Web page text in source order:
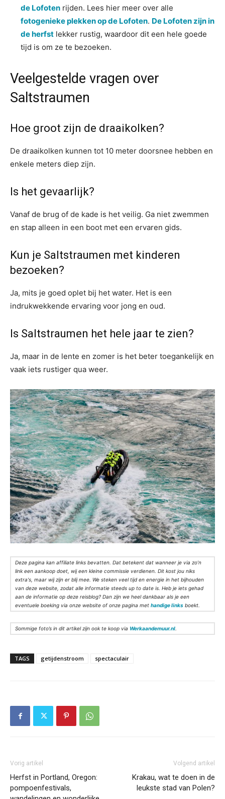
de Lofoten rijden. Lees hier meer over alle
fotogenieke plekken op de Lofoten. De Lofoten zijn in
de herfst lekker rustig, waardoor dit een hele goede
tijd is om ze te bezoeken.
Veelgestelde vragen over
Saltstraumen
Hoe groot zijn de draaikolken?
De draaikolken kunnen tot 10 meter doorsnee hebben en
enkele meters diep zijn.
Is het gevaarlijk?
Vanaf de brug of de kade is het veilig. Ga niet zwemmen
en stap alleen in een boot met een ervaren gids.
Kun je Saltstraumen met kinderen
bezoeken?
Ja, mits je goed oplet bij het water. Het is een
indrukwekkende ervaring voor jong en oud.
Is Saltstraumen het hele jaar te zien?
Ja, maar in de lente en zomer is het beter toegankelijk en
vaak iets rustiger qua weer.
Deze pagina kan affiliate links bevatten. Dat betekent dat wanneer je via zo’n
link een aankoop doet, wij een kleine commissie verdienen. Dit kost jou niks
extra's, maar wij zijn er blij mee. We steken veel tijd en energie in het bijhouden
van deze website, zodat alle informatie steeds up to date is. Heb je iets gehad
aan de informatie op deze reisblog? Dan zijn we heel dankbaar als je een
eventuele boeking via onze website of onze pagina met handige links boekt.
Sommige foto’s in dit artikel zijn ook te koop via Werkaandemuur.nl
TAGS getijdenstroom spectaculair
Vorig artikel
Herfst in Portland, Oregon:
pompoenfestivals,
Volgend artikel
Krakau, wat te doen in de
leukste stad van Polen?